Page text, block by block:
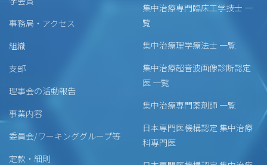
事務局・アクセス
組織
支部
理事会の活動報告
事業内容
委員会/ワーキンググループ等
定款・細則
集中治療専門臨床工学技士 一
覧
集中治療理学療法士 一覧
集中治療超音波画像診断認定
医 一覧
集中治療専門薬剤師 一覧
日本専門医機構認定 集中治療
科専門医